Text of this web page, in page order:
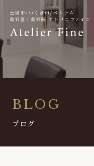
土浦市/つくば市/ベトナム
美容室・美容院 アトリエファイン
BLOG
ブログ